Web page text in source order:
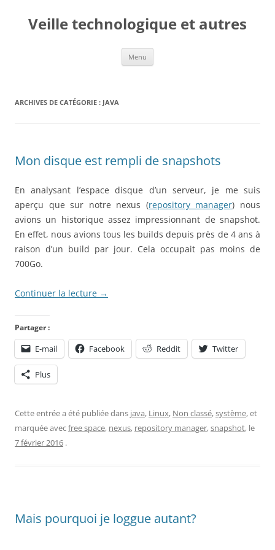
Veille technologique et autres
Menu
ARCHIVES DE CATÉGORIE : JAVA
Mon disque est rempli de snapshots
En analysant l’espace disque d’un serveur, je me suis
aperçu que sur notre nexus (repository manager) nous
avions un historique assez impressionnant de snapshot.
En effet, nous avions tous les builds depuis près de 4 ans à
raison d’un build par jour. Cela occupait pas moins de
700Go.
Continuer la lecture →
Partager :
E-mail Facebook Reddit Twitter
Plus
Cette entrée a été publiée dans java, Linux, Non classé,système, et
marquée avecfree space, nexus, repository manager,snapshot, le
7 février 2016 .
Mais pourquoi je loggue autant?